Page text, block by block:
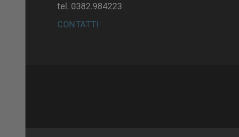
tel. 0382.984223
CONTATTI